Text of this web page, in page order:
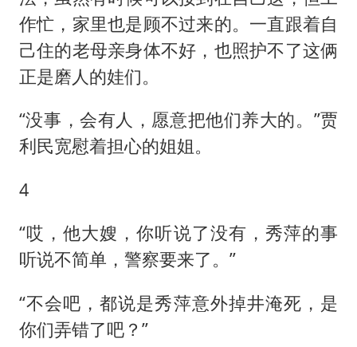
作忙，家里也是顾不过来的。一直跟着自
己住的老母亲身体不好，也照护不了这俩
正是磨人的娃们。
“没事，会有人，愿意把他们养大的。”贾
利民宽慰着担心的姐姐。
4
“哎，他大嫂，你听说了没有，秀萍的事
听说不简单，警察要来了。”
“不会吧，都说是秀萍意外掉井淹死，是
你们弄错了吧？”